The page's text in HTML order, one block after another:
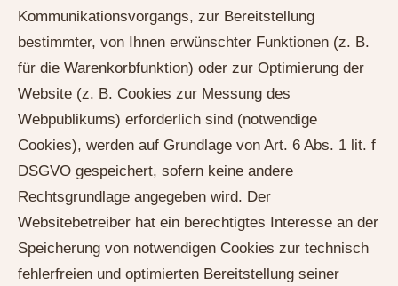
Kommunikationsvorgangs, zur Bereitstellung
bestimmter, von Ihnen erwünschter Funktionen (z. B.
für die Warenkorbfunktion) oder zur Optimierung der
Website (z. B. Cookies zur Messung des
Webpublikums) erforderlich sind (notwendige
Cookies), werden auf Grundlage von Art. 6 Abs. 1 lit. f
DSGVO gespeichert, sofern keine andere
Rechtsgrundlage angegeben wird. Der
Websitebetreiber hat ein berechtigtes Interesse an der
Speicherung von notwendigen Cookies zur technisch
fehlerfreien und optimierten Bereitstellung seiner